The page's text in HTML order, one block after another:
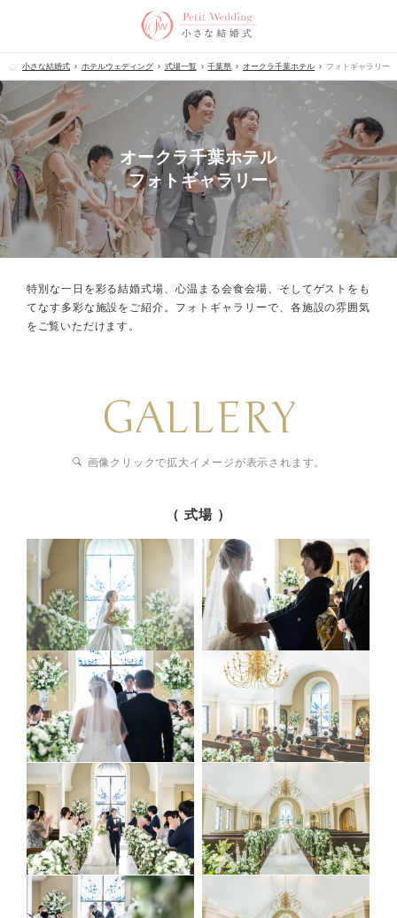
小さな結婚式 ホテルウェディング 式場一覧 千葉県 オークラ千葉ホテル フォトギャラリー
オークラ千葉ホテル
フォトギャラリー
特別な一日を彩る結婚式場、心温まる会食会場、 そしてゲストをも
てなす多彩な施設をご紹介。フォトギャラリーで、 各施設の雰囲気
をご覧いただけます。
GALLERY
画像クリックで拡大イメージが表示されます。
（ 式場 ）